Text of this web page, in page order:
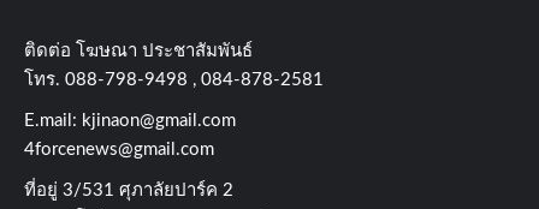
ติดต่อ​ โฆษณา​ ประชาสัมพันธ์
โทร​. 088-798-9498 , 084-878-2581
E.mail: kjinaon@gmail.com
4forcenews@gmail.com
ที่อยู่​ 3/531​ ศุภาลัยปาร์ค​ 2